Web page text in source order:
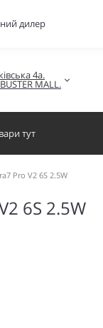
дилер
4а.
MALL.
Pro V2 6S 2.5W
6S 2.5W